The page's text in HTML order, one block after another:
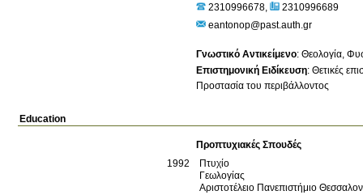
2310996678
2310996689
eantonop@past.auth.gr
Γνωστικό Αντικείμενο: Θεολογία,
Επιστημονική Ειδίκευση: Θετικές
Προστασία του περιβάλλοντος
Education
Προπτυχιακές Σπουδές
1992
Πτυχίο
Γεωλογίας
Αριστοτέλειο Πανεπιστήμιο